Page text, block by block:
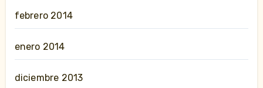
febrero 2014
enero 2014
diciembre 2013